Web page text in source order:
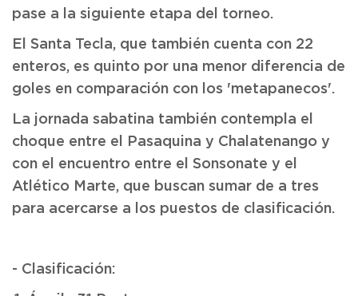
pase a la siguiente etapa del torneo.
El Santa Tecla, que también cuenta con 22
enteros, es quinto por una menor diferencia de
goles en comparación con los 'metapanecos'.
La jornada sabatina también contempla el
choque entre el Pasaquina y Chalatenango y
con el encuentro entre el Sonsonate y el
Atlético Marte, que buscan sumar de a tres
para acercarse a los puestos de clasificación.
- Clasificación: